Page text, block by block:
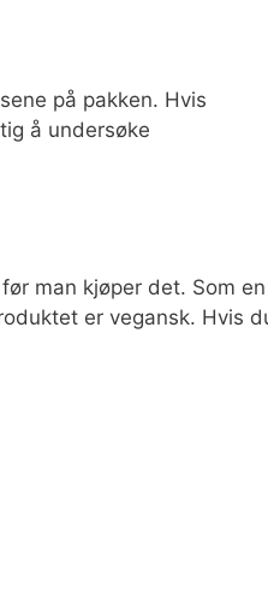
på pakken. Hvis
å undersøke
man kjøper det. Som en
er vegansk. Hvis